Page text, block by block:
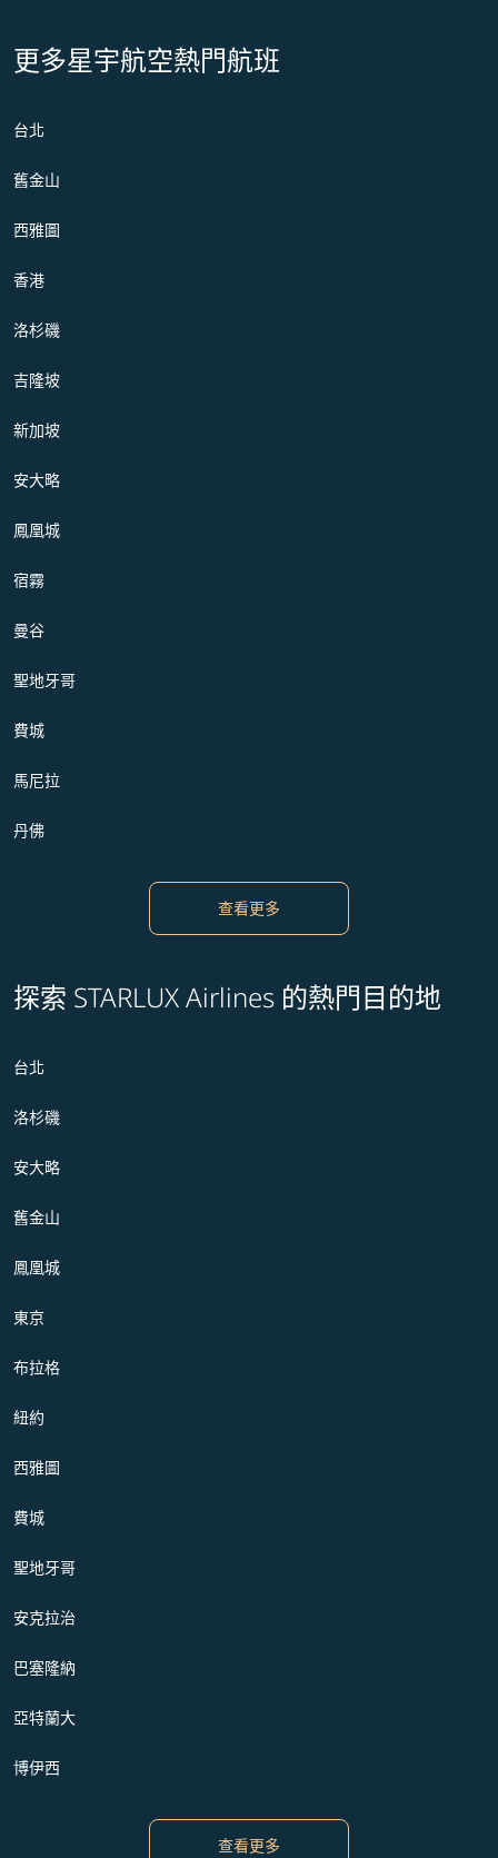
更多星宇航空熱門航班
台北
舊金山
西雅圖
香港
洛杉磯
吉隆坡
新加坡
安大略
鳳凰城
宿霧
曼谷
聖地牙哥
費城
馬尼拉
丹佛
查看更多
探索 STARLUX Airlines 的熱門目的地
台北
洛杉磯
安大略
舊金山
鳳凰城
東京
布拉格
紐約
西雅圖
費城
聖地牙哥
安克拉治
巴塞隆納
亞特蘭大
博伊西
查看更多